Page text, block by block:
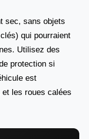
sec, sans objets
qui pourraient
Utilisez des
protection si
est
les roues calées